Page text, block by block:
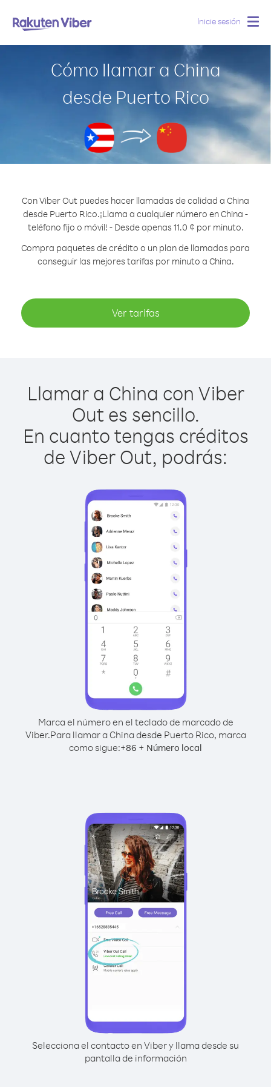
Inicie sesión
Cómo llamar a China
desde Puerto Rico
Con Viber Out puedes hacer llamadas de calidad a China
desde Puerto Rico.¡Llama a cualquier número en China -
teléfono fijo o móvil! - Desde apenas 11.0 ¢ por minuto.
Compra paquetes de crédito o un plan de llamadas para
conseguir las mejores tarifas por minuto a China.
Ver tarifas
Llamar a China con Viber
Out es sencillo.
En cuanto tengas créditos
de Viber Out, podrás:
Marca el número en el teclado de marcado de
Viber.Para llamar a China desde Puerto Rico, marca
como sigue:+86 + Número local
Selecciona el contacto en Viber y llama desde su
pantalla de información